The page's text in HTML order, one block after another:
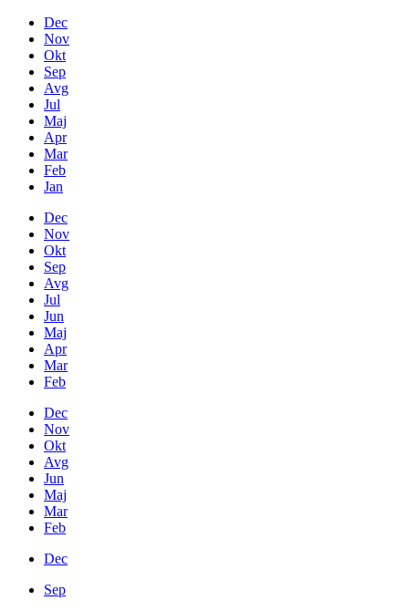
Dec
Nov
Okt
Sep
Avg
Jul
Maj
Apr
Mar
Feb
Jan
Dec
Nov
Okt
Sep
Avg
Jul
Jun
Maj
Apr
Mar
Feb
Dec
Nov
Okt
Avg
Jun
Maj
Mar
Feb
Dec
Sep